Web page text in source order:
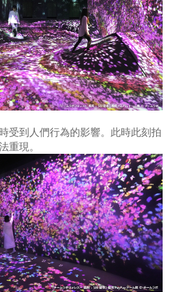
受到人們行為的影響。此時此刻拍
重現。